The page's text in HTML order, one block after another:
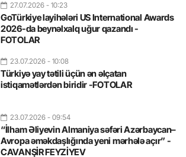
27.07.2026 - 10:23
GoTürkiye layihələri US International Awards
2026-da beynəlxalq uğur qazandı -
FOTOLAR
23.07.2026 - 10:08
Türkiyə yay tətili üçün ən əlçatan
istiqamətlərdən biridir -FOTOLAR
23.07.2026 - 09:54
“İlham Əliyevin Almaniya səfəri Azərbaycan–
Avropa əməkdaşlığında yeni mərhələ açır” -
CAVANŞİR FEYZİYEV